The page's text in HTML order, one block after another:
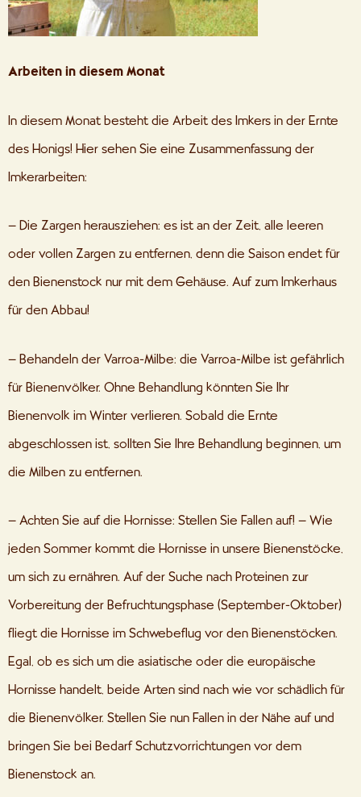
Arbeiten in diesem Monat
In diesem Monat besteht die Arbeit des Imkers in der Ernte
des Honigs! Hier sehen Sie eine Zusammenfassung der
Imkerarbeiten:
– Die Zargen herausziehen: es ist an der Zeit, alle leeren
oder vollen Zargen zu entfernen, denn die Saison endet für
den Bienenstock nur mit dem Gehäuse. Auf zum Imkerhaus
für den Abbau!
– Behandeln der Varroa-Milbe: die Varroa-Milbe ist gefährlich
für Bienenvölker. Ohne Behandlung könnten Sie Ihr
Bienenvolk im Winter verlieren. Sobald die Ernte
abgeschlossen ist, sollten Sie Ihre Behandlung beginnen, um
die Milben zu entfernen.
– Achten Sie auf die Hornisse: Stellen Sie Fallen auf! – Wie
jeden Sommer kommt die Hornisse in unsere Bienenstöcke,
um sich zu ernähren. Auf der Suche nach Proteinen zur
Vorbereitung der Befruchtungsphase (September-Oktober)
fliegt die Hornisse im Schwebeflug vor den Bienenstöcken.
Egal, ob es sich um die asiatische oder die europäische
Hornisse handelt, beide Arten sind nach wie vor schädlich für
die Bienenvölker. Stellen Sie nun Fallen in der Nähe auf und
bringen Sie bei Bedarf Schutzvorrichtungen vor dem
Bienenstock an.